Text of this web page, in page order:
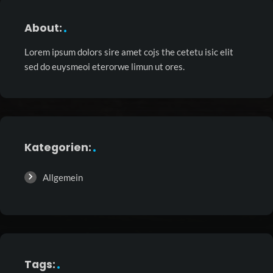
About:
Lorem ipsum dolors sire amet cojs the cetetu isic elit
sed do euysmeoi eterorwe limun ut ores.
Kategorien:
Allgemein
Tags: